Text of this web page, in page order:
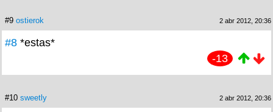
#9 ostierok 2 abr 2012, 20:36
#8 *estas*
-13
#10 sweetly 2 abr 2012, 20:36